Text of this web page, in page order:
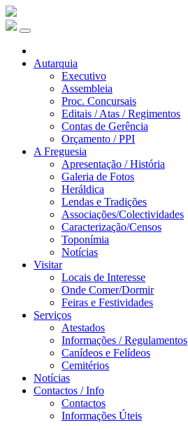
Autarquia
Executivo
Assembleia
Proc. Concursais
Editais / Atas / Regimentos
Contas de Gerência
Orçamento / PPI
A Freguesia
Apresentação / História
Galeria de Fotos
Heráldica
Lendas e Tradições
Associações/Colectividades
Caracterização/Censos
Toponímia
Notícias
Visitar
Locais de Interesse
Onde Comer/Dormir
Feiras e Festividades
Serviços
Atestados
Informações / Regulamentos
Canídeos e Felídeos
Cemitérios
Notícias
Contactos / Info
Contactos
Informações Úteis